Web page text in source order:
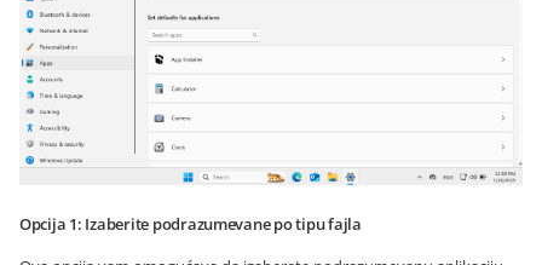
Opcija 1: Izaberite podrazumevane po tipu fajla